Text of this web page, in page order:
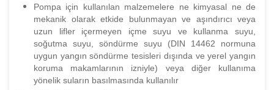
Pompa için kullanılan malzemelere ne kimyasal ne de
mekanik olarak etkide bulunmayan ve aşındırıcı veya
uzun lifler içermeyen içme suyu ve kullanma suyu,
soğutma suyu, söndürme suyu (DIN 14462 normuna
uygun yangın söndürme tesisleri dışında ve yerel yangın
koruma makamlarının izniyle) veya diğer kullanıma
yönelik suların basılmasında kullanılır